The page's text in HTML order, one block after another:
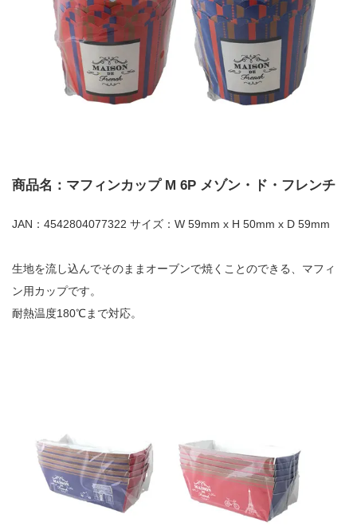
商品名：マフィンカップ M 6P メゾン・ド・フレンチ
JAN：4542804077322 サイズ：W 59mm x H 50mm x D 59mm
生地を流し込んでそのままオーブンで焼くことのできる、マフィ
ン用カップです。
耐熱温度180℃まで対応。